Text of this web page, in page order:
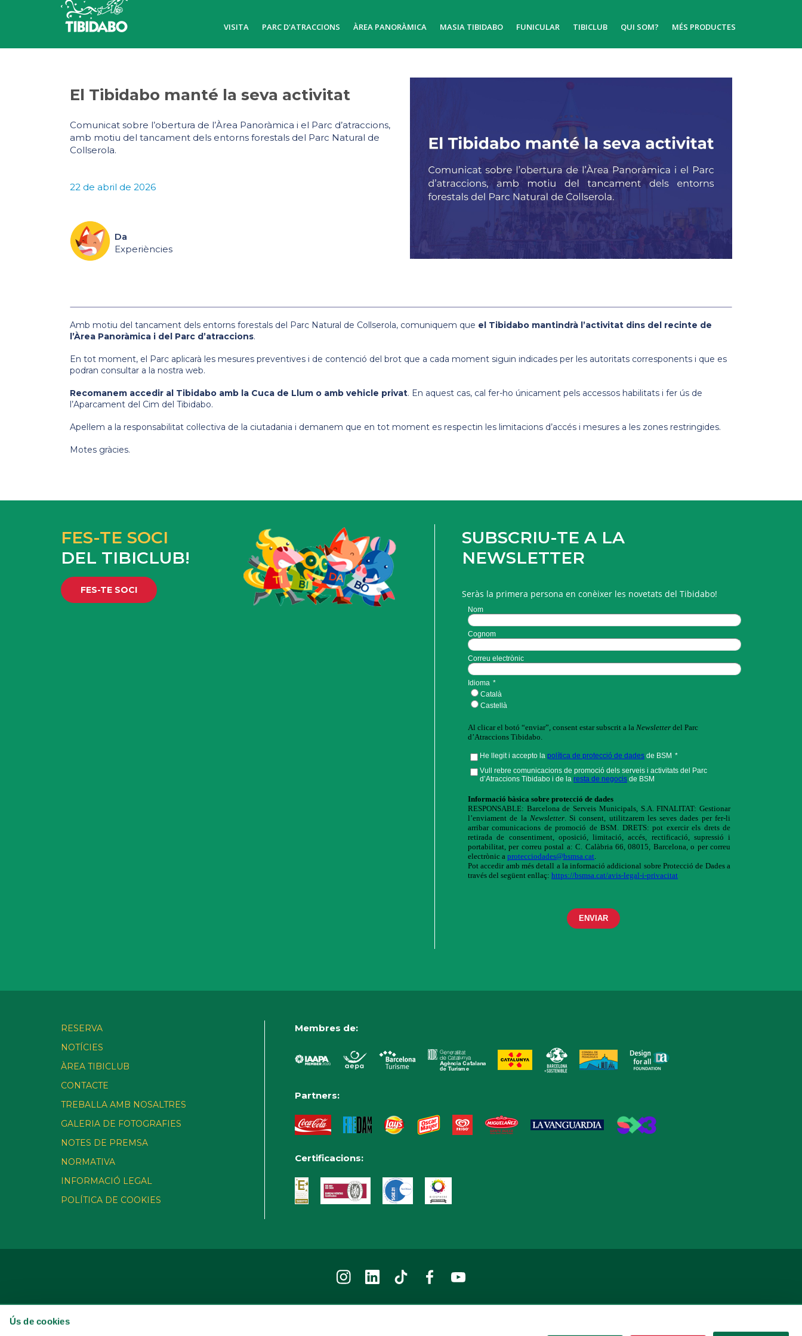
Ús de cookies
VISITA PARC D'ATRACCIONS ÀREA PANORÀMICA MASIA TIBIDABO FUNICULAR TIBICLUB QUI SOM? MÉS PRODUCTES
El Tibidabo manté la seva activitat
Comunicat sobre l’obertura de l’Àrea Panoràmica i el Parc d’atraccions,
amb motiu del tancament dels entorns forestals del Parc Natural de
Collserola.
22 de abril de 2026
Da
Experiències
Amb motiu del tancament dels entorns forestals del Parc Natural de Collserola, comuniquem que el Tibidabo mantindrà l’activitat dins del recinte de
l’Àrea Panoràmica i del Parc d’atraccions.
En tot moment, el Parc aplicarà les mesures preventives i de contenció del brot que a cada moment siguin indicades per les autoritats corresponents i que es
podran consultar a la nostra web.
Recomanem accedir al Tibidabo amb la Cuca de Llum o amb vehicle privat. En aquest cas, cal fer-ho únicament pels accessos habilitats i fer ús de
l’Aparcament del Cim del Tibidabo.
Apel·lem a la responsabilitat col·lectiva de la ciutadania i demanem que en tot moment es respectin les limitacions d’accés i mesures a les zones restringides.
Motes gràcies.
FES-TE SOCI
DEL TIBICLUB!
FES-TE SOCI
SUBSCRIU-TE A LA
NEWSLETTER
Seràs la primera persona en conèixer les novetats del Tibidabo!
RESERVA
NOTÍCIES
ÀREA TIBICLUB
CONTACTE
TREBALLA AMB NOSALTRES
GALERIA DE FOTOGRAFIES
NOTES DE PREMSA
NORMATIVA
INFORMACIÓ LEGAL
POLÍTICA DE COOKIES
Membres de:
Partners:
Certificacions: